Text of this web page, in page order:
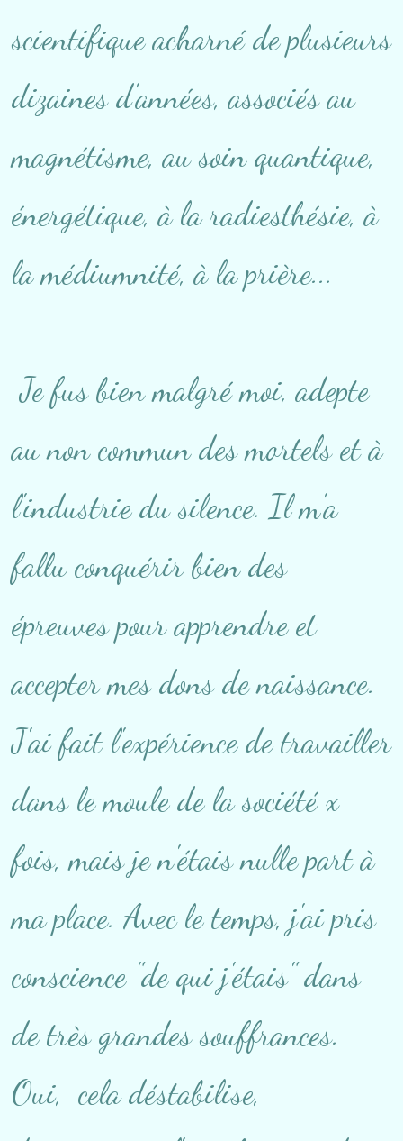
scientifique acharné de plusieurs
dizaines d'années, associés au
magnétisme, au soin quantique,
énergétique, à la radiesthésie, à
la médiumnité, à la prière...
Je fus bien malgré moi, adepte
au non commun des mortels et à
l'industrie du silence. Il m'a
fallu conquérir bien des
épreuves pour apprendre et
accepter mes dons de naissance.
J'ai fait l'expérience de travailler
dans le moule de la société x
fois, mais je n'étais nulle part à
ma place. Avec le temps, j'ai pris
conscience "de qui j'étais" dans
de très grandes souffrances.
Oui, cela déstabilise,